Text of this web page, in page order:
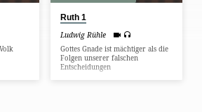
Ruth 1
Ludwig Rühle
Gottes Gnade ist mächtiger als die
Folgen unserer falschen
Entscheidungen